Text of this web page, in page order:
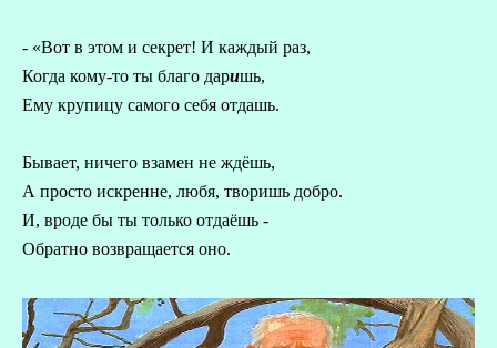
- «Вот в этом и секрет! И каждый раз,
Когда кому-то ты благо даришь,
Ему крупицу самого себя отдашь.
Бывает, ничего взамен не ждёшь,
А просто искренне, любя, творишь добро.
И, вроде бы ты только отдаёшь -
Обратно возвращается оно.